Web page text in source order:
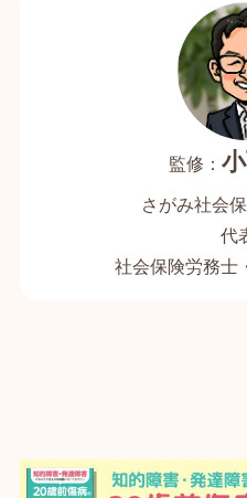
さがみ社会
代
社会保険労務士